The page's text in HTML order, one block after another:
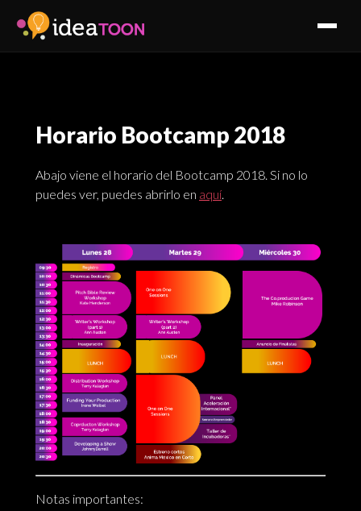
Horario Bootcamp 2018
Abajo viene el horario del Bootcamp 2018. Si no lo
puedes ver, puedes abrirlo en aquí.
Notas importantes: